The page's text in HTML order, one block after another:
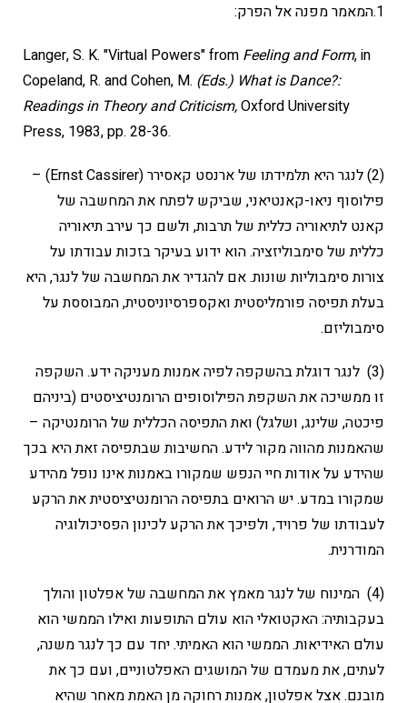
1.המאמר מפנה אל הפרק:
Langer, S. K. "Virtual Powers" from Feeling and Form, in
Copeland, R. and Cohen, M. (Eds.) What is Dance?:
Readings in Theory and Criticism,Oxford University
Press, 1983, pp. 28-36.
(2) לנגר היא תלמידתו של ארנסט קאסירר (Ernst Cassirer) –
פילוסוף ניאו-קאנטיאני, שביקש לפתח את המחשבה של
קאנט לתיאוריה כללית של תרבות, ולשם כך עירב תיאוריה
כללית של סימבוליזציה. הוא ידוע בעיקר בזכות עבודתו על
צורות סימבוליות שונות. אם להגדיר את המחשבה של לנגר, היא
בעלת תפיסה פורמליסטית ואקספרסיוניסטית, המבוססת על
סימבוליזם.
(3) לנגר דוגלת בהשקפה לפיה אמנות מעניקה ידע. השקפה
זו ממשיכה את השקפת הפילוסופים הרומנטיציסטים (ביניהם
פיכטה, שלינג, ושלגל) ואת התפיסה הכללית של הרומנטיקה –
שהאמנות מהווה מקור לידע. החשיבות שבתפיסה זאת היא בכך
שהידע על אודות חיי הנפש שמקורו באמנות אינו נופל מהידע
שמקורו במדע. יש הרואים בתפיסה הרומנטיציסטית את הרקע
לעבודתו של פרויד, ולפיכך את הרקע לכינון הפסיכולוגיה
המודרנית.
(4) המינוח של לנגר מאמץ את המחשבה של אפלטון והולך
בעקבותיה: האקטואלי הוא עולם התופעות ואילו הממשי הוא
עולם האידיאות. הממשי הוא האמיתי. יחד עם כך לנגר משנה,
לעתים, את מעמדם של המושגים האפלטוניים, ועם כך את
מובנם. אצל אפלטון, אמנות רחוקה מן האמת מאחר שהיא